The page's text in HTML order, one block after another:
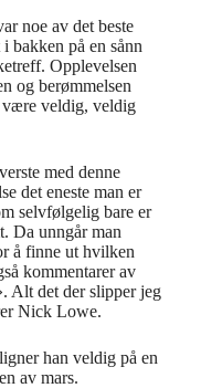
noe av det beste
bakken på en sånn
Opplevelsen
og berømmelsen
være veldig, veldig
med denne
det eneste man er
selvfølgelig bare er
Da unngår man
å finne ut hvilken
kommentarer av
Alt det der slipper jeg
Nick Lowe.
han veldig på en
av mars.